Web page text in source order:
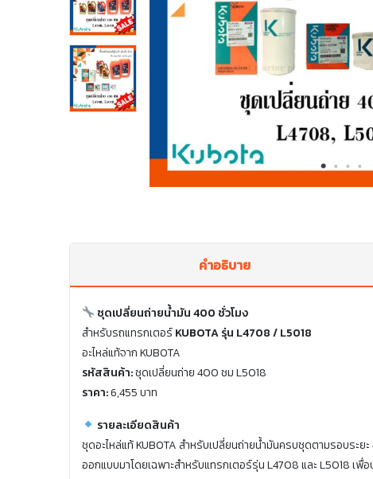
คำอธิบาย
ชุดเปลี่ยนถ่ายน้ำมัน 400 ชั่วโมง
สำหรับรถแทรกเตอร์KUBOTA รุ่น L4708 / L5018
อะไหล่แท้จาก KUBOTA
รหัสสินค้า:ชุดเปลี่ยนถ่าย 400 ชม L5018
ราคา:6,455 บาท
รายละเอียดสินค้า
ชุดอะไหล่แท้ KUBOTA สำหรับเปลี่ยนถ่ายน้ำมันครบชุดตามรอบระย
ออกแบบมาโดยเฉพาะสำหรับแทรกเตอร์รุ่น L4708 และ L5018 เพื่